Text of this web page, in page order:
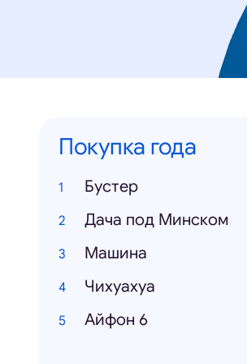
Покупка года
Бустер
Дача под Минском
Машина
Чихуахуа
Айфон 6